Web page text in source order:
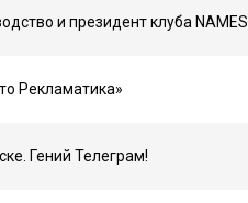
и президент клуба NAMES
Рекламатика»
Гений Телеграм!